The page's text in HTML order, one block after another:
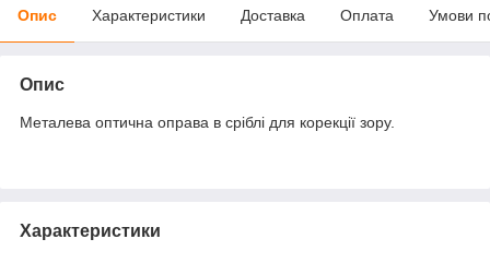
Опис Характеристики Доставка Оплата Умови
Опис
Металева оптична оправа в сріблі для корекції зору.
Характеристики